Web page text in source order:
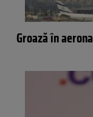
Groază în